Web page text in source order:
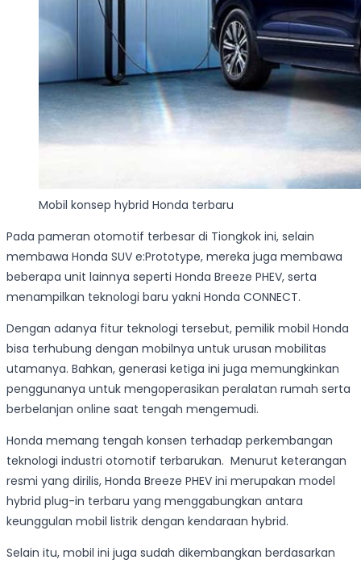
Mobil konsep hybrid Honda terbaru
Pada pameran otomotif terbesar di Tiongkok ini, selain
membawa Honda SUV e:Prototype, mereka juga membawa
beberapa unit lainnya seperti Honda Breeze PHEV, serta
menampilkan teknologi baru yakni Honda CONNECT.
Dengan adanya fitur teknologi tersebut, pemilik mobil Honda
bisa terhubung dengan mobilnya untuk urusan mobilitas
utamanya. Bahkan, generasi ketiga ini juga memungkinkan
penggunanya untuk mengoperasikan peralatan rumah serta
berbelanjan online saat tengah mengemudi.
Honda memang tengah konsen terhadap perkembangan
teknologi industri otomotif terbarukan. Menurut keterangan
resmi yang dirilis, Honda Breeze PHEV ini merupakan model
hybrid plug-in terbaru yang menggabungkan antara
keunggulan mobil listrik dengan kendaraan hybrid.
Selain itu, mobil ini juga sudah dikembangkan berdasarkan